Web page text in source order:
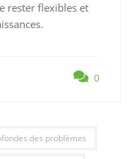
rester flexibles et
0
des problèmes